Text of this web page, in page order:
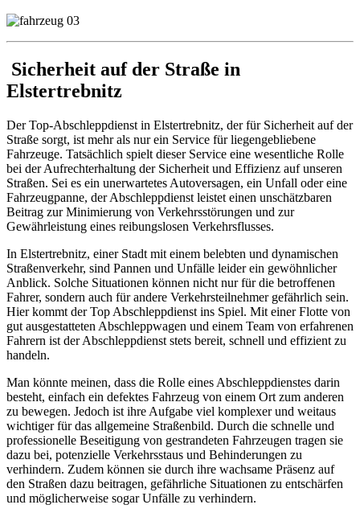
Sicherheit auf der Straße in
Elstertrebnitz
Der Top-Abschleppdienst in Elstertrebnitz, der für Sicherheit auf der
Straße sorgt, ist mehr als nur ein Service für liegengebliebene
Fahrzeuge. Tatsächlich spielt dieser Service eine wesentliche Rolle
bei der Aufrechterhaltung der Sicherheit und Effizienz auf unseren
Straßen. Sei es ein unerwartetes Autoversagen, ein Unfall oder eine
Fahrzeugpanne, der Abschleppdienst leistet einen unschätzbaren
Beitrag zur Minimierung von Verkehrsstörungen und zur
Gewährleistung eines reibungslosen Verkehrsflusses.
In Elstertrebnitz, einer Stadt mit einem belebten und dynamischen
Straßenverkehr, sind Pannen und Unfälle leider ein gewöhnlicher
Anblick. Solche Situationen können nicht nur für die betroffenen
Fahrer, sondern auch für andere Verkehrsteilnehmer gefährlich sein.
Hier kommt der Top Abschleppdienst ins Spiel. Mit einer Flotte von
gut ausgestatteten Abschleppwagen und einem Team von erfahrenen
Fahrern ist der Abschleppdienst stets bereit, schnell und effizient zu
handeln.
Man könnte meinen, dass die Rolle eines Abschleppdienstes darin
besteht, einfach ein defektes Fahrzeug von einem Ort zum anderen
zu bewegen. Jedoch ist ihre Aufgabe viel komplexer und weitaus
wichtiger für das allgemeine Straßenbild. Durch die schnelle und
professionelle Beseitigung von gestrandeten Fahrzeugen tragen sie
dazu bei, potenzielle Verkehrsstaus und Behinderungen zu
verhindern. Zudem können sie durch ihre wachsame Präsenz auf
den Straßen dazu beitragen, gefährliche Situationen zu entschärfen
und möglicherweise sogar Unfälle zu verhindern.